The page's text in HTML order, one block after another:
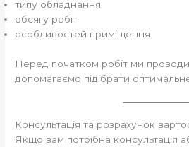
типу обладнання
обсягу робіт
особливостей приміщення
Перед початком робіт ми
допомагаємо підібрати
Консультація та розрахунок
Якщо вам потрібна консультація